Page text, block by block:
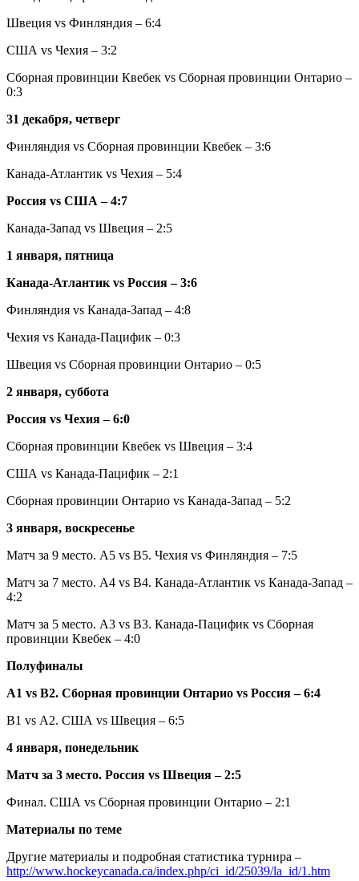
Швеция vs Финляндия – 6:4
США vs Чехия – 3:2
Сборная провинции Квебек vs Сборная провинции Онтарио –
0:3
31 декабря, четверг
Финляндия vs Сборная провинции Квебек – 3:6
Канада-Атлантик vs Чехия – 5:4
Россия vs США – 4:7
Канада-Запад vs Швеция – 2:5
1 января, пятница
Канада-Атлантик vs Россия – 3:6
Финляндия vs Канада-Запад – 4:8
Чехия vs Канада-Пацифик – 0:3
Швеция vs Сборная провинции Онтарио – 0:5
2 января, суббота
Россия vs Чехия – 6:0
Сборная провинции Квебек vs Швеция – 3:4
США vs Канада-Пацифик – 2:1
Сборная провинции Онтарио vs Канада-Запад – 5:2
3 января, воскресенье
Матч за 9 место. A5 vs B5. Чехия vs Финляндия – 7:5
Матч за 7 место. A4 vs B4. Канада-Атлантик vs Канада-Запад –
4:2
Матч за 5 место. A3 vs B3. Канада-Пацифик vs Сборная
провинции Квебек – 4:0
Полуфиналы
А1 vs В2. Сборная провинции Онтарио vs Россия – 6:4
В1 vs А2. США vs Швеция – 6:5
4 января, понедельник
Матч за 3 место. Россия vs Швеция – 2:5
Финал. США vs Сборная провинции Онтарио – 2:1
Материалы по теме
Другие материалы и подробная статистика турнира –
http://www.hockeycanada.ca/index.php/ci_id/25039/la_id/1.htm